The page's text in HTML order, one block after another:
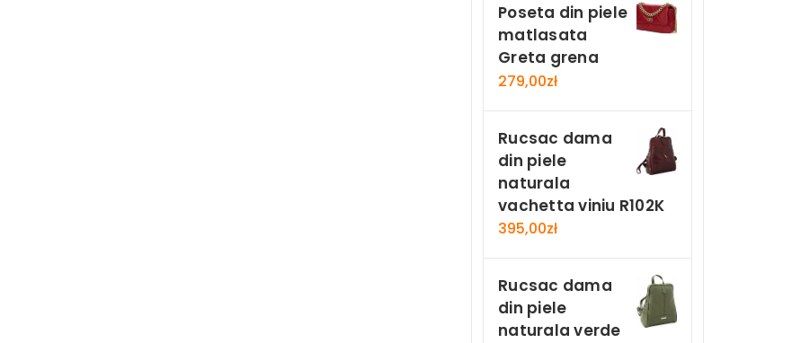
Poseta din piele
matlasata
Greta grena
279,00zł
Rucsac dama
din piele
naturala
vachetta viniu R102K
395,00zł
Rucsac dama
din piele
naturala verde